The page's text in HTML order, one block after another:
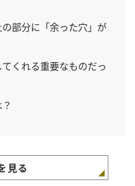
部分に「余った穴」が
くれる重要なものだっ
見る